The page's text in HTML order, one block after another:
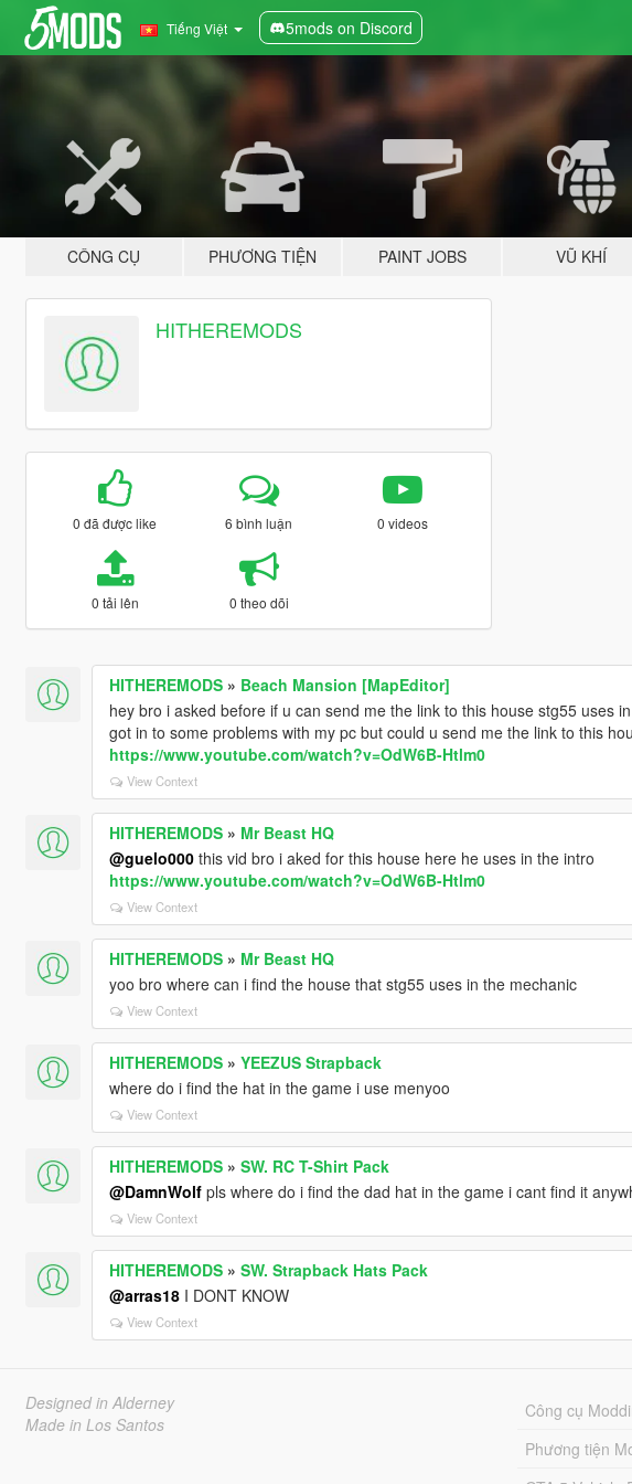
Tiếng Việt 5mods on Discord
CÔNG CỤ PHƯƠNG TIỆN PAINT JOBS VŨ KHÍ
HITHEREMODS
0 đã được like 6 bình luận 0 videos
0 tải lên 0 theo dõi
HITHEREMODS» Beach Mansion [MapEditor]
hey bro i asked before if u can send me the link to this house stg55 uses
got in to some problems with my pc but could u send me the link to this
https://www.youtube.com/watch?v=OdW6B-Htlm0
View Context
HITHEREMODS» Mr Beast HQ
@guelo000this vid bro i aked for this house here he uses in the intro
https://www.youtube.com/watch?v=OdW6B-Htlm0
View Context
HITHEREMODS» Mr Beast HQ
yoo bro where can i find the house that stg55 uses in the mechanic
View Context
HITHEREMODS» YEEZUS Strapback
where do i find the hat in the game i use menyoo
View Context
HITHEREMODS» SW. RC T-Shirt Pack
@DamnWolfpls where do i find the dad hat in the game i cant find it
View Context
HITHEREMODS» SW. Strapback Hats Pack
@arras18I DONT KNOW
View Context
Designed in Alderney
Made in Los Santos
Công cụ
Phương tiện